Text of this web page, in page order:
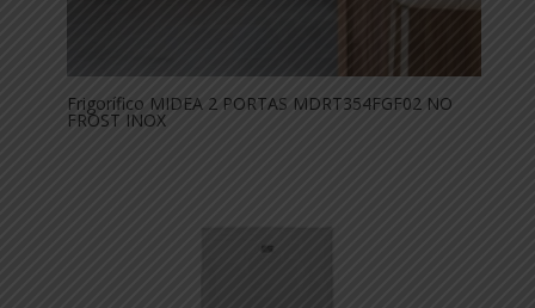
Frigorífico MIDEA 2 PORTAS MDRT354FGF02 NO
FROST INOX